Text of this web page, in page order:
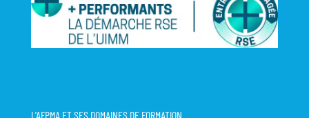
L'AFPMA ET SES DOMAINES DE FORMATION